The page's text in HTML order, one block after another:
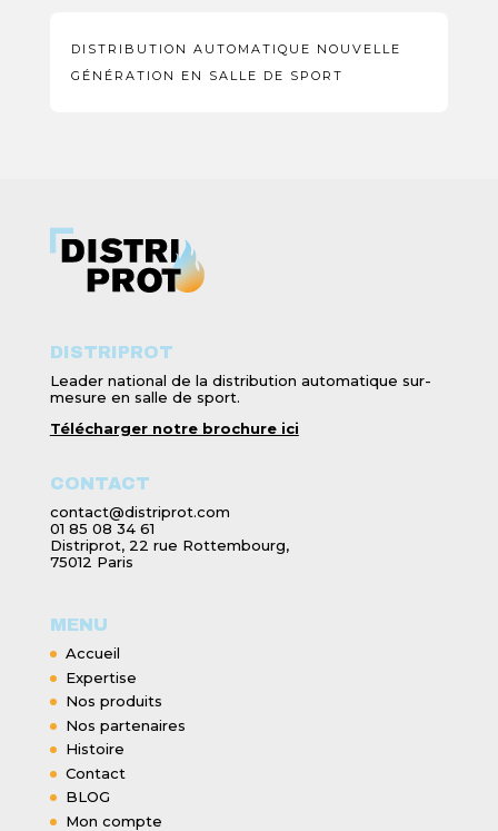
DISTRIBUTION AUTOMATIQUE NOUVELLE
GÉNÉRATION EN SALLE DE SPORT
DISTRIPROT
Leader national de la distribution automatique sur-
mesure en salle de sport.
Télécharger notre brochure ici
CONTACT
contact@distriprot.com
01 85 08 34 61
Distriprot, 22 rue Rottembourg,
75012 Paris
MENU
Accueil
Expertise
Nos produits
Nos partenaires
Histoire
Contact
BLOG
Mon compte